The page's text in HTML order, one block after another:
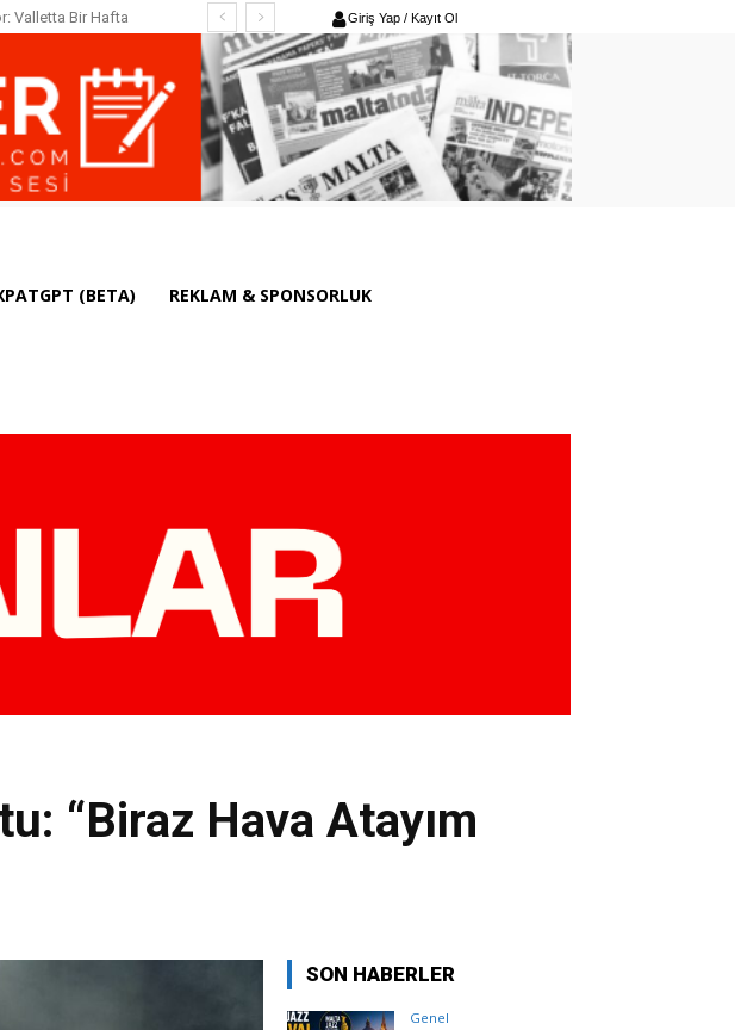
Valletta Bir Hafta
Giriş Yap / Kayıt Ol
(BETA) REKLAM & SPONSORLUK
“Biraz Hava Atayım
SON HABERLER
Genel